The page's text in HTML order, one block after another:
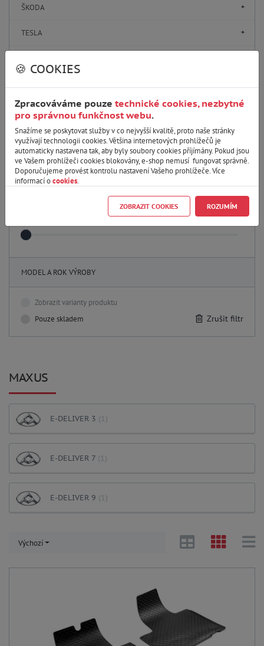
🍪 COOKIES
Zpracováváme pouze technické cookies, nezbytné
pro správnou funkčnost webu.
Snažíme se poskytovat služby v co nejvyšší kvalitě, proto naše stránky
využívají technologii cookies. Většina internetových prohlížečů je
automaticky nastavena tak, aby byly soubory cookies příjímány. Pokud jsou
ve Vašem prohlížeči cookies blokovány, e-shop nemusí fungovat správně.
Doporučujeme provést kontrolu nastavení Vašeho prohlížeče. Více
informací ocookies.
ZOBRAZIT COOKIES ROZUMÍM
ŠKODA
TESLA
VOLVO
Parametry
460CZK
MODEL A ROK VÝROBY
Zobrazit varianty produktu
Pouze skladem
Zrušit filtr
MAXUS
E-DELIVER 3 (1)
E-DELIVER 7 (1)
E-DELIVER 9 (1)
Výchozí